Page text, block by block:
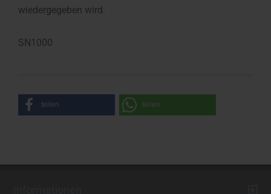
wiedergegeben wird.
SN1000
teilen teilen